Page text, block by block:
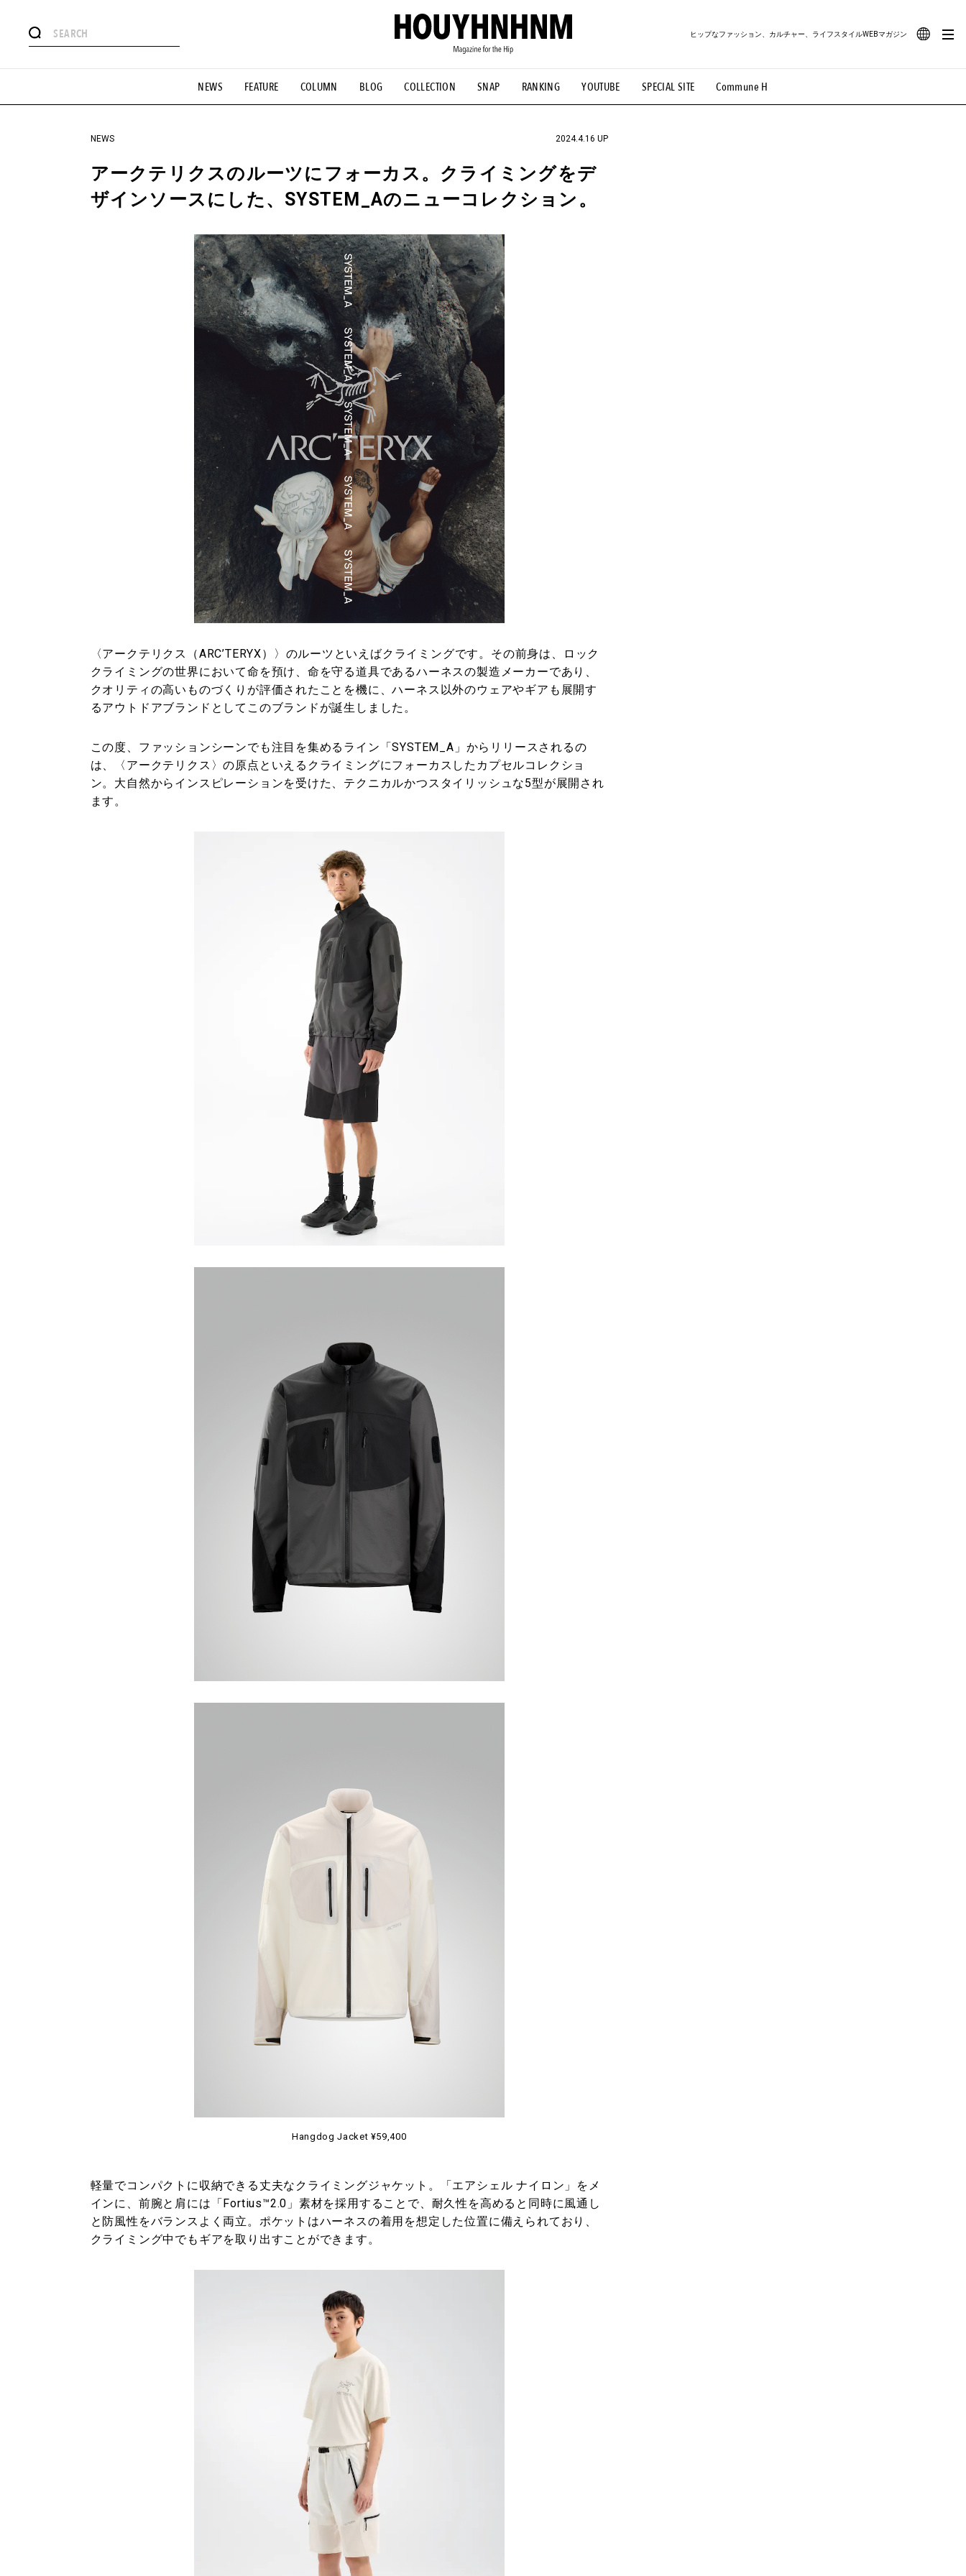
NEWS FEATURE COLUMN BLOG COLLECTION SNAP RANKING YOUTUBE SPECIAL SITE Commune H
ヒップなファッション、カルチャー、ライフスタイルWEBマガジン
#憧れの逸品 #ESSENTIAL DESIGNS #古着サミット #NEW VINTAGE #マイナーグッド図鑑 #路地裏てぃーん。 #MONTHLY JOURNAL
#GH 銘品の所以 #フイナムのYouTube #Commune H #FOCUS IT #AH.H #ととけん #FASHION #MUSIC #MOVIE #LIFESTYLE #SNEAKER #OUTDOOR
#HANDSOME HANDBOOK
NEWS 2024.4.16 UP
アークテリクスのルーツにフォーカス。クライミングをデ
ザインソースにした、SYSTEM_Aのニューコレクション。
〈アークテリクス（ARC’TERYX）〉のルーツといえばクライミングです。その前身は、ロック
クライミングの世界において命を預け、命を守る道具であるハーネスの製造メーカーであり、
クオリティの高いものづくりが評価されたことを機に、ハーネス以外のウェアやギアも展開す
るアウトドアブランドとしてこのブランドが誕生しました。
この度、ファッションシーンでも注目を集めるライン「SYSTEM_A」からリリースされるの
は、〈アークテリクス〉の原点といえるクライミングにフォーカスしたカプセルコレクショ
ン。大自然からインスピレーションを受けた、テクニカルかつスタイリッシュな5型が展開され
ます。
Hangdog Jacket ¥59,400
軽量でコンパクトに収納できる丈夫なクライミングジャケット。「エアシェル ナイロン」をメ
インに、前腕と肩には「Fortius™2.0」素材を採用することで、耐久性を高めると同時に風通し
と防風性をバランスよく両立。ポケットはハーネスの着用を想定した位置に備えられており、
クライミング中でもギアを取り出すことができます。